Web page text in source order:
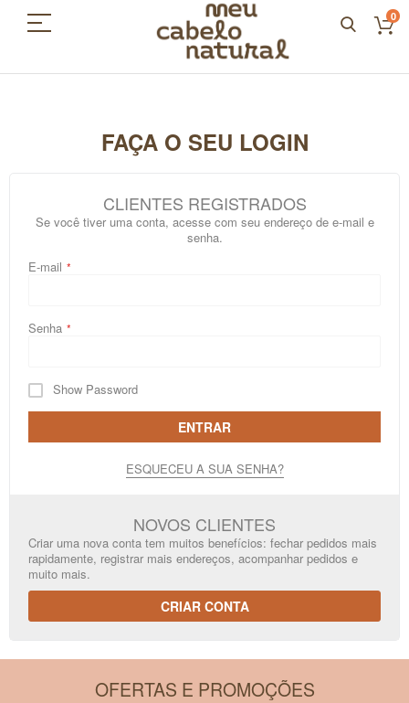
0
FAÇA O SEU LOGIN
CLIENTES REGISTRADOS
Se você tiver uma conta, acesse com seu endereço de e-mail e
senha.
E-mail
Senha
Show Password
ENTRAR
ESQUECEU A SUA SENHA?
NOVOS CLIENTES
Criar uma nova conta tem muitos benefícios: fechar pedidos mais
rapidamente, registrar mais endereços, acompanhar pedidos e
muito mais.
CRIAR CONTA
OFERTAS E PROMOÇÕES